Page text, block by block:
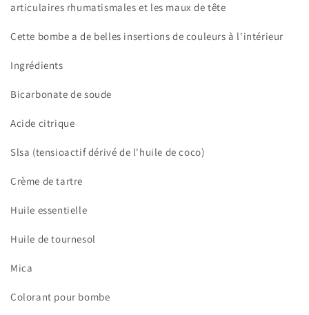
articulaires rhumatismales et les maux de tête
Cette bombe a de belles insertions de couleurs à l'intérieur
Ingrédients
Bicarbonate de soude
Acide citrique
Slsa (tensioactif dérivé de l'huile de coco)
Crème de tartre
Huile essentielle
Huile de tournesol
Mica
Colorant pour bombe